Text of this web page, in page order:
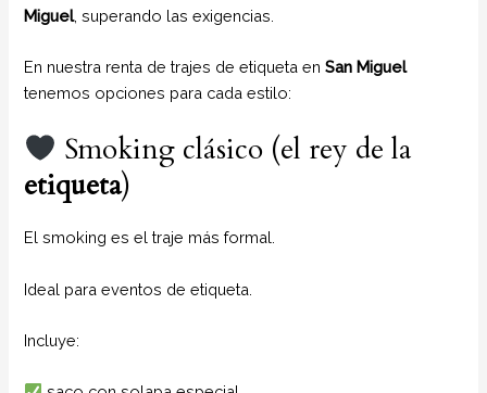
Miguel, superando las exigencias.
En nuestra renta de trajes de etiqueta enSan Miguel
tenemos opciones para cada estilo:
Smoking clásico (el rey de la
etiqueta)
El smoking es el traje más formal.
Ideal para eventos de etiqueta.
Incluye: